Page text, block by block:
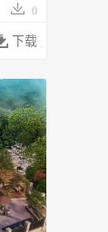
0
下载